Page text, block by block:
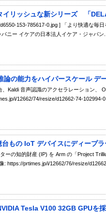
イリッシュな新シリーズ 「
153-785617-0.jpg ] 「より快適な毎
ニー イケアの日本法人イケア・ジャパン
論の能力をハイパースケール デ
Kaldi 音声認識のアクセラレーション、
i/12662/74/resize/d12662-74-102994-
もの IoT デバイスにディープ
ーの知的財産 (IP) を Arm の「Project
: https://prtimes.jp/i/12662/76/resize/
Tesla V100 32GB GPUを